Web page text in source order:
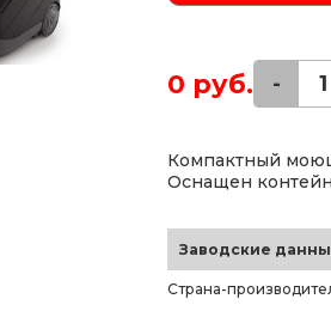
0 руб. -
Компактный
Оснащен
Заводские
Страна-